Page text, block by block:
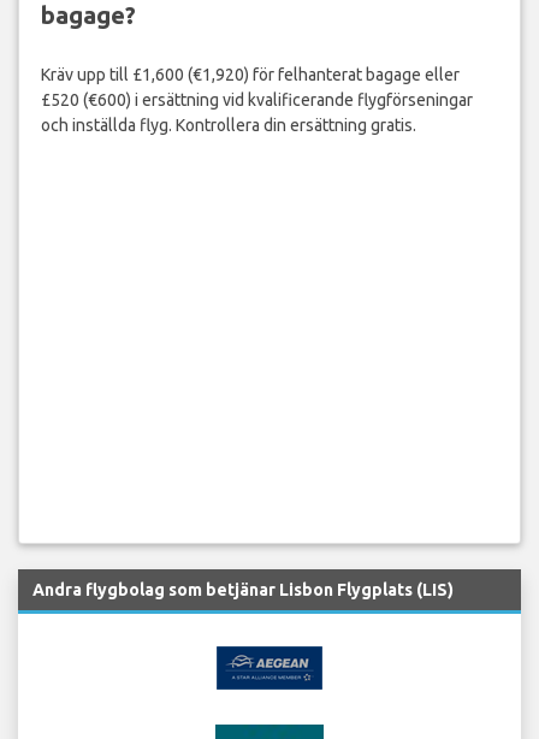
bagage?
Kräv upp till £1,600 (€1,920) för felhanterat bagage eller
£520 (€600) i ersättning vid kvalificerande flygförseningar
och inställda flyg. Kontrollera din ersättning gratis.
Andra flygbolag som betjänar Lisbon Flygplats (LIS)